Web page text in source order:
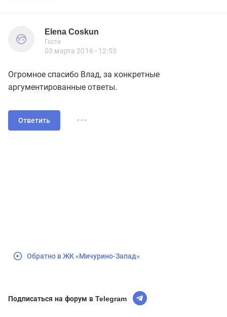
Elena Coskun
Elena Coskun
Гости
Гости
03 марта 2016 - 12:53
Огромное спасибо Влад, за конкретные
аргументированные ответы.
Ответить ...
Обратно в ЖК «Мичурино-Запад»
Подписаться на форум в Telegram